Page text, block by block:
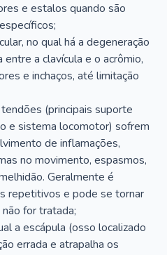
e estalos quando são
no qual há a degeneração
a clavícula e o acrômio,
e inchaços, até limitação
(principais suporte
e sistema locomotor) sofrem
de inflamações,
no movimento, espasmos,
Geralmente é
repetitivos e pode se tornar
for tratada;
a escápula (osso localizado
errada e atrapalha os